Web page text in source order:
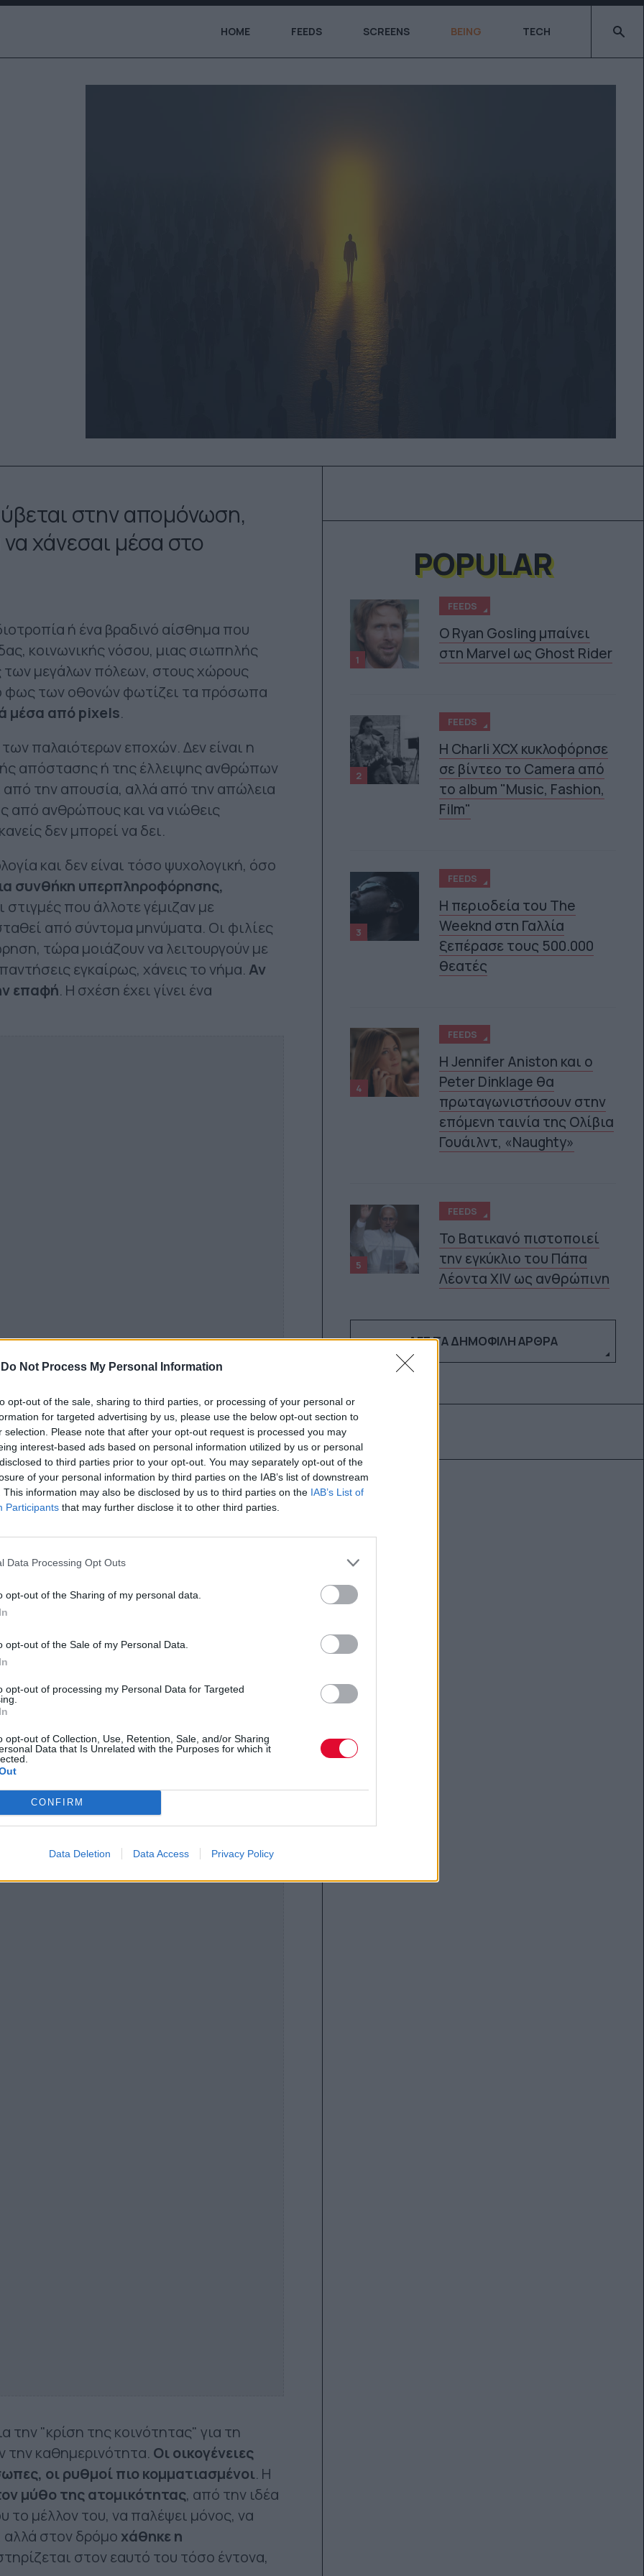
Do Not Process My Personal Information
opt-out of the sale, sharing to third parties, or processing of your personal or
for targeted advertising by us, please use the below opt-out section to
selection. Please note that after your opt-out request is processed you may
interest-based ads based on personal information utilized by us or personal
to third parties prior to your opt-out. You may separately opt-out of the
of your personal information by third parties on the IAB’s list of downstream
This information may also be disclosed by us to third parties on the IAB’s List of
Participants that may further disclose it to other third parties.
Data Processing Opt Outs
opt-out of the Sharing of my personal data.
opt-out of the Sale of my Personal Data.
opt-out of processing my Personal Data for Targeted
opt-out of Collection, Use, Retention, Sale, and/or Sharing
Data that Is Unrelated with the Purposes for which it
CONFIRM
Data Deletion Data Access Privacy Policy
HOME FEEDS SCREENS BEING TECH Type
στην απομόνωση,
χάνεσαι μέσα στο
ή ένα βραδινό αίσθημα που
κοινωνικής νόσου, μιας σιωπηλής
μεγάλων πόλεων, στους χώρους
φως των οθονών φωτίζει τα πρόσωπα
μέσα από pixels.
παλαιότερων εποχών. Δεν είναι η
απόστασης ή της έλλειψης ανθρώπων
από την απουσία, αλλά από την απώλεια
από ανθρώπους και να νιώθεις
δεν μπορεί να δει.
και δεν είναι τόσο ψυχολογική, όσο
συνθήκη υπερπληροφόρησης,
στιγμές που άλλοτε γέμιζαν με
από σύντομα μηνύματα. Οι φιλίες
τώρα μοιάζουν να λειτουργούν με
εγκαίρως, χάνεις το νήμα. Αν
επαφή. Η σχέση έχει γίνει ένα
εύκολη, αλλά έκανε τις σχέσεις πιο
αλλά όχι βαθιά. Να έχουμε
Η υπερσυνδεσιμότητα γέννησε
buzz γύρω από τις ζωές των
κοντά. Είναι η κοινωνικότητα
ταυτότητες: τηδημόσια, ανοικτή προς
και την
ιδιωτική σφαίρα φωλιάζει και η
μοιάζει πια κοινό, αλλά τόσο
την "κρίση της κοινότητας" για τη
καθημερινότητα. Οι οικογένειες
οι ρυθμοί πιο κομματιασμένοι. Η
μύθο της ατομικότητας, από την ιδέα
το μέλλον του, να παλέψει μόνος, να
αλλά στον δρόμοχάθηκε η
στον εαυτό του τόσο έντονα,
POPULAR
1
FEEDS
Ο Ryan Gosling μπαίνει
στη Marvel ως Ghost Rider
2
FEEDS
H Charli XCX κυκλοφόρησε
σε βίντεο το Camera από
το album "Music, Fashion,
Film"
3
FEEDS
Η περιοδεία του The
Weeknd στη Γαλλία
ξεπέρασε τους 500.000
θεατές
4
FEEDS
Η Jennifer Aniston και ο
Peter Dinklage θα
πρωταγωνιστήσουν στην
επόμενη ταινία της Ολίβια
Γουάιλντ, «Naughty»
5
FEEDS
Το Βατικανό πιστοποιεί
την εγκύκλιο του Πάπα
Λέοντα XIV ως ανθρώπινη
ΔΕΣ ΤΑ ΔΗΜΟΦΙΛΉ ΆΡΘΡΑ